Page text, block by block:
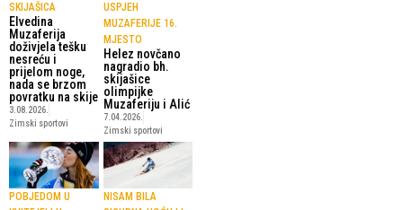
SKIJAŠICA
Elvedina
Muzaferija
doživjela tešku
nesreću i
prijelom noge,
nada se brzom
povratku na skije
3.08.2026.
Zimski sportovi
USPJEH
MUZAFERIJE 16.
MJESTO
Helez novčano
nagradio bh.
skijašice
olimpijke
Muzaferiju i Alić
7.04.2026.
Zimski sportovi
POBJEDOM U
NISAM BILA